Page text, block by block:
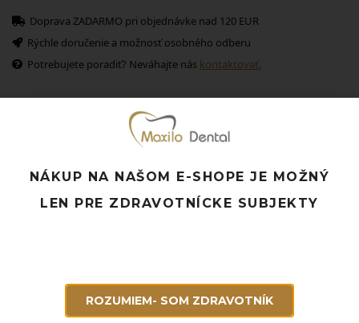
Doprava ZADARMO pri objednávke nad 120 EUR
Rýchle doručenie a možnosť osobného odberu
Potrebujete poradiť? Neváhajte nás kontaktovať.
Súvisiace produkty
NÁKUP NA NAŠOM E-SHOPE JE MOŽNÝ
LEN PRE ZDRAVOTNÍCKE SUBJEKTY
ROZUMIEM- SOM ZDRAVOTNÍK